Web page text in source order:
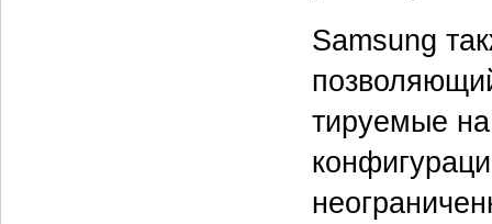
Samsung
тируемые